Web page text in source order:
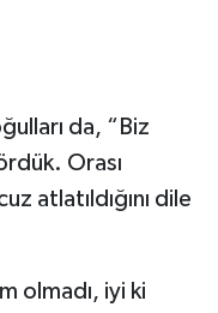
da, “Biz
Orası
atlatıldığını dile
olmadı, iyi ki